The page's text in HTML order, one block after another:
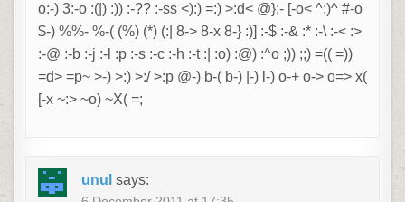
o:-) 3:-o :(|) :)) :-?? :-ss <):) =:) >:d< @};- [-o< ^:)^ #-o
$-) %%- %-( (%) (*) (:| 8-> 8-x 8-} :)] :-$ :-& :* :-\ :-< :>
:-@ :-b :-j :-l :p :-s :-c :-h :-t :| :o) :@) :^o ;)) ;;) =(( =))
=d> =p~ >-) >:) >:/ >:p @-) b-( b-) |-) l-) o-+ o-> o=> x(
[-x ~:> ~o) ~X( =;
unul says: